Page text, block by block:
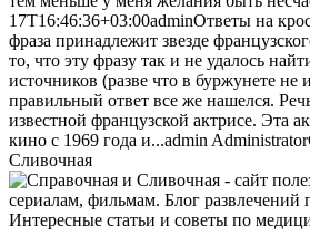
17T16:46:36+03:00adminОтветы на
фраза принадлежит звезде
то, что эту фразу так и не удалось
источников (разве что в буржунете не
правильный ответ все же нашелся.
известной французской актрисе. Эта
кино с 1969 года и...admin Administrator
Сливочная